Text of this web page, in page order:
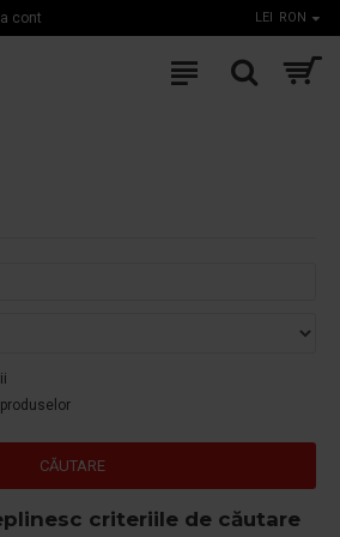
cont LEI RON
CĂUTARE
criteriile de căutare